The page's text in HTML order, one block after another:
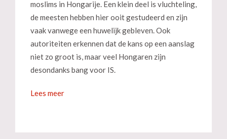
moslims in Hongarije. Een klein deel is vluchteling,
de meesten hebben hier ooit gestudeerd en zijn
vaak vanwege een huwelijk gebleven. Ook
autoriteiten erkennen dat de kans op een aanslag
niet zo groot is, maar veel Hongaren zijn
desondanks bang voor IS.
Lees meer